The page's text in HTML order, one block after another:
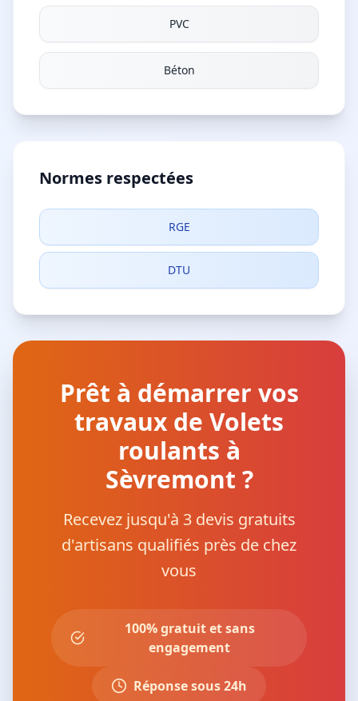
PVC
Béton
Normes respectées
RGE
DTU
Prêt à démarrer vos
travaux de Volets
roulants à
Sèvremont ?
Recevez jusqu'à 3 devis gratuits
d'artisans qualifiés près de chez
vous
100% gratuit et sans
engagement
Réponse sous 24h